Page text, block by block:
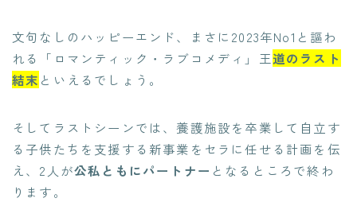
文句なしのハッピーエンド、まさに2023年No1と謳わ
れる「ロマンティック・ラブコメディ」王道のラスト
結末 といえるでしょう。
そしてラストシーンでは、養護施設を卒業して自立す
る子供たちを支援する新事業をセラに任せる計画を伝
え、2人が公私ともにパートナー となるところで終わ
ります。